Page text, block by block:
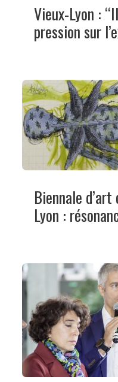
Vieux-Lyon :
pression sur
Biennale
Lyon :